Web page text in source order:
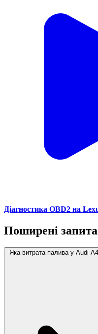
Діагностика OBD2 на
Поширені
Яка витрата палива у Audi